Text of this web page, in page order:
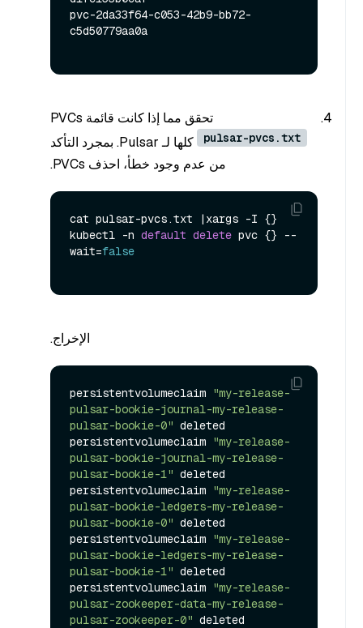
pvc-2da33f64-c053-42b9-bb72-
c5d50779aa0a
تحقق مما إذا كانت قائمة PVCs
pulsar-pvcs.txt
كلها لـ Pulsar. بمجرد التأكد
من عدم وجود خطأ، احذف PVCs.
cat pulsar-pvcs.txt |xargs -I {}
kubectl -n default delete pvc {} --
wait=false
الإخراج.
persistentvolumeclaim "my-release-
pulsar-bookie-journal-my-release-
pulsar-bookie-0" deleted
persistentvolumeclaim "my-release-
pulsar-bookie-journal-my-release-
pulsar-bookie-1" deleted
persistentvolumeclaim "my-release-
pulsar-bookie-ledgers-my-release-
pulsar-bookie-0" deleted
persistentvolumeclaim "my-release-
pulsar-bookie-ledgers-my-release-
pulsar-bookie-1" deleted
persistentvolumeclaim "my-release-
pulsar-zookeeper-data-my-release-
pulsar-zookeeper-0" deleted